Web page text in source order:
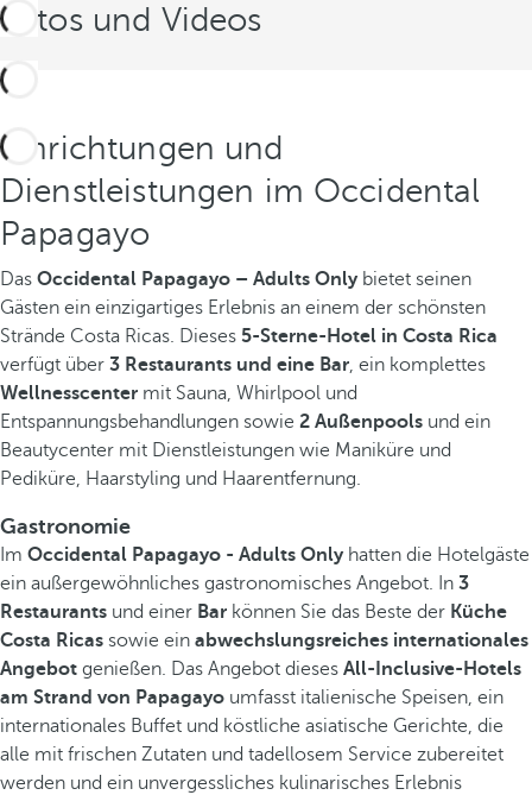
Fotos und Videos
Einrichtungen und
Dienstleistungen im Occidental
Papagayo
Das Occidental Papagayo – Adults Onlybietet seinen
Gästen ein einzigartiges Erlebnis an einem der schönsten
Strände Costa Ricas. Dieses 5-Sterne-Hotel in Costa Rica
verfügt über 3 Restaurants und eine Bar, ein komplettes
Wellnesscenter mit Sauna, Whirlpool und
Entspannungsbehandlungen sowie 2 Außenpools und ein
Beautycenter mit Dienstleistungen wie Maniküre und
Pediküre, Haarstyling und Haarentfernung.
Gastronomie
Im Occidental Papagayo - Adults Onlyhatten die Hotelgäste
ein außergewöhnliches gastronomisches Angebot. In 3
Restaurants und einer Bar können Sie das Beste der Küche
Costa Ricas sowie ein abwechslungsreiches internationales
Angebot genießen. Das Angebot dieses All-Inclusive-Hotels
am Strand von Papagayo umfasst italienische Speisen, ein
internationales Buffet und köstliche asiatische Gerichte, die
alle mit frischen Zutaten und tadellosem Service zubereitet
werden und ein unvergessliches kulinarisches Erlebnis